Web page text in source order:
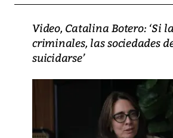
Video, Catalina Botero: ‘Si
criminales, las sociedades
suicidarse’